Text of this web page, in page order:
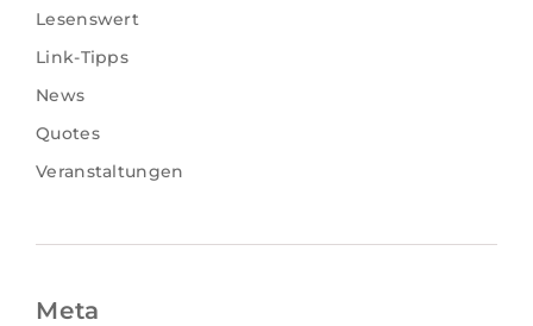
Lesenswert
Link-Tipps
News
Quotes
Veranstaltungen
Meta